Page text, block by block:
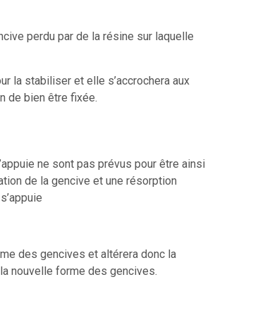
perdu par de la résine sur laquelle
la stabiliser et elle s’accrochera aux
de bien être fixée.
ne sont pas prévus pour être ainsi
de la gencive et une résorption
des gencives et altérera donc la
nouvelle forme des gencives.